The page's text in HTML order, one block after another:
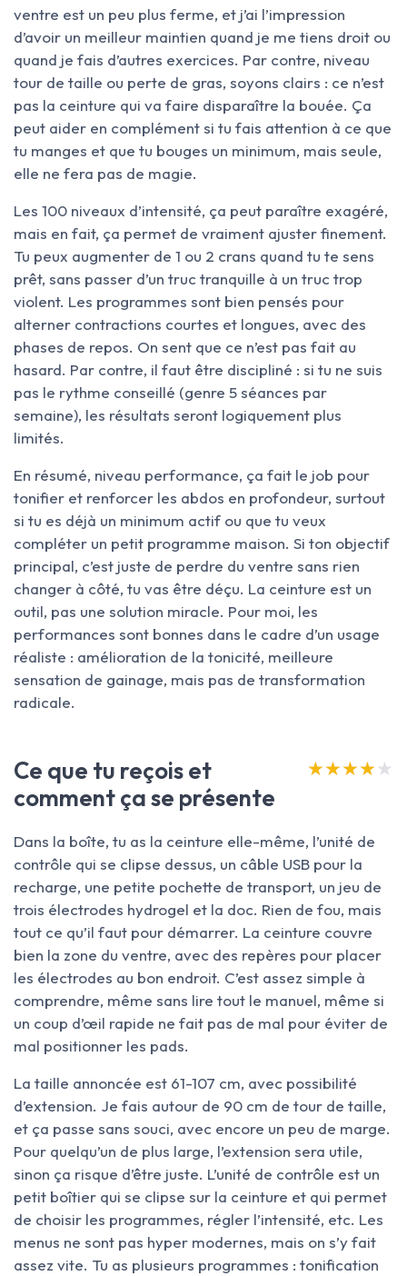
ventre est un peu plus ferme, et j’ai l’impression
d’avoir un meilleur maintien quand je me tiens droit ou
quand je fais d’autres exercices. Par contre, niveau
tour de taille ou perte de gras, soyons clairs : ce n’est
pas la ceinture qui va faire disparaître la bouée. Ça
peut aider en complément si tu fais attention à ce que
tu manges et que tu bouges un minimum, mais seule,
elle ne fera pas de magie.
Les 100 niveaux d’intensité, ça peut paraître exagéré,
mais en fait, ça permet de vraiment ajuster finement.
Tu peux augmenter de 1 ou 2 crans quand tu te sens
prêt, sans passer d’un truc tranquille à un truc trop
violent. Les programmes sont bien pensés pour
alterner contractions courtes et longues, avec des
phases de repos. On sent que ce n’est pas fait au
hasard. Par contre, il faut être discipliné : si tu ne suis
pas le rythme conseillé (genre 5 séances par
semaine), les résultats seront logiquement plus
limités.
En résumé, niveau performance, ça fait le job pour
tonifier et renforcer les abdos en profondeur, surtout
si tu es déjà un minimum actif ou que tu veux
compléter un petit programme maison. Si ton objectif
principal, c’est juste de perdre du ventre sans rien
changer à côté, tu vas être déçu. La ceinture est un
outil, pas une solution miracle. Pour moi, les
performances sont bonnes dans le cadre d’un usage
réaliste : amélioration de la tonicité, meilleure
sensation de gainage, mais pas de transformation
radicale.
Ce que tu reçois et
comment ça se présente
★★★★★
★★★★★
Dans la boîte, tu as la ceinture elle-même, l’unité de
contrôle qui se clipse dessus, un câble USB pour la
recharge, une petite pochette de transport, un jeu de
trois électrodes hydrogel et la doc. Rien de fou, mais
tout ce qu’il faut pour démarrer. La ceinture couvre
bien la zone du ventre, avec des repères pour placer
les électrodes au bon endroit. C’est assez simple à
comprendre, même sans lire tout le manuel, même si
un coup d’œil rapide ne fait pas de mal pour éviter de
mal positionner les pads.
La taille annoncée est 61-107 cm, avec possibilité
d’extension. Je fais autour de 90 cm de tour de taille,
et ça passe sans souci, avec encore un peu de marge.
Pour quelqu’un de plus large, l’extension sera utile,
sinon ça risque d’être juste. L’unité de contrôle est un
petit boîtier qui se clipse sur la ceinture et qui permet
de choisir les programmes, régler l’intensité, etc. Les
menus ne sont pas hyper modernes, mais on s’y fait
assez vite. Tu as plusieurs programmes : tonification